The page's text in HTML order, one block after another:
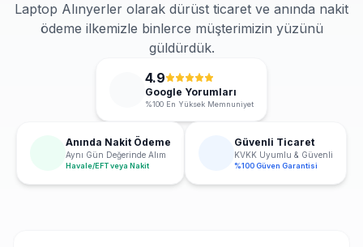
Laptop Alınyerler olarak dürüst ticaret ve anında nakit
ödeme ilkemizle binlerce müşterimizin yüzünü
güldürdük.
4.9
Google Yorumları
%100 En Yüksek Memnuniyet
Anında Nakit Ödeme
Aynı Gün Değerinde Alım
Havale/EFT veya Nakit
Güvenli Ticaret
KVKK Uyumlu & Güvenli
%100 Güven Garantisi